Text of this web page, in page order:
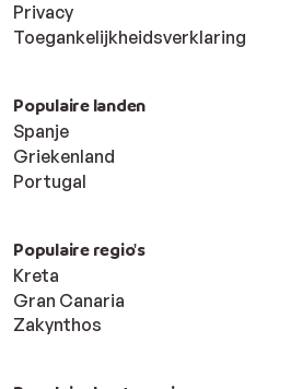
Privacy
Toegankelijkheidsverklaring
Populaire landen
Spanje
Griekenland
Portugal
Populaire regio's
Kreta
Gran Canaria
Zakynthos